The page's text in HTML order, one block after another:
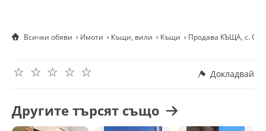
Всички обяви Имоти Къщи, вили Къщи Продава КЪЩА, с.
☆
☆
☆
☆
☆ Докладвай
Другите търсят също